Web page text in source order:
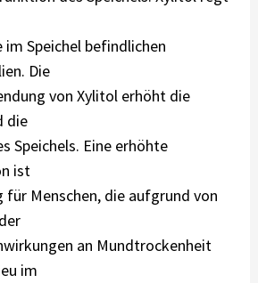
Speichel befindlichen
Die
von Xylitol erhöht die
die
Speichels. Eine erhöhte
ist
Menschen, die aufgrund von
an Mundtrockenheit
im